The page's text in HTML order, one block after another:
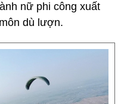
nữ phi công xuất
dù lượn.